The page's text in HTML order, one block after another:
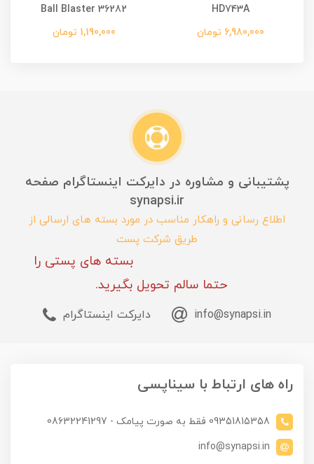
HD743A
6,980,000 تومان
Ball Blaster 36282
1,190,000 تومان
پشتیبانی و مشاوره در دایرکت اینستاگرام صفحه
synapsi.ir
اطلاع رسانی و راهکار مناسب در مورد بسته های ارسالی از
طریق شرکت پست
بسته های پستی را
حتما سالم تحویل بگیرید.
info@synapsi.in دایرکت اینستاگرام
راه های ارتباط با سیناپسی
09351815358 فقط به صورت پیامک - 08632241297
info@synapsi.in